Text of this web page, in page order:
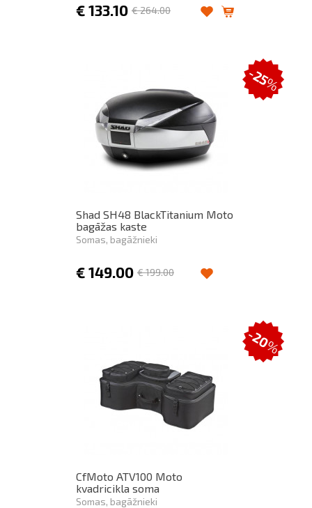
€ 133.10 €264.00
Shad SH48 BlackTitanium Moto
bagāžas kaste
Somas, bagāžnieki
€ 149.00 €199.00
-25%
CfMoto ATV100 Moto
kvadricikla soma
Somas, bagāžnieki
-20%